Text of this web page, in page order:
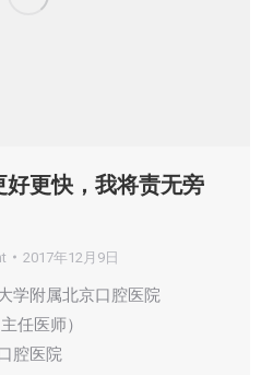
更快，我将责无旁
2017年12月9日
学附属北京口腔医院
任医师）
腔医院